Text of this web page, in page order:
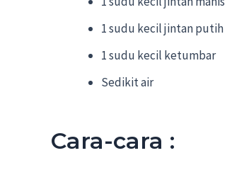
1 sudu kecil jintan putih
1 sudu kecil ketumbar
Sedikit air
Cara-cara :